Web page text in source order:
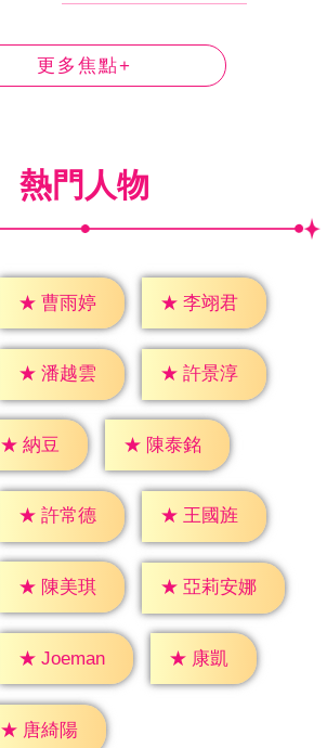
更多焦點+
熱門人物
★ 曹雨婷 ★ 李翊君
★ 潘越雲 ★ 許景淳
★ 納豆 ★ 陳泰銘
★ 許常德 ★ 王國旌
★ 陳美琪 ★ 亞莉安娜
★ Joeman ★ 康凱
★ 唐綺陽